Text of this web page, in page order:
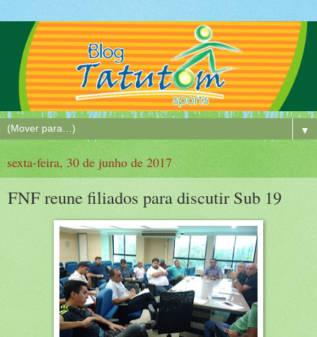
▼
sexta-feira, 30 de junho de 2017
FNF reune filiados para discutir Sub 19